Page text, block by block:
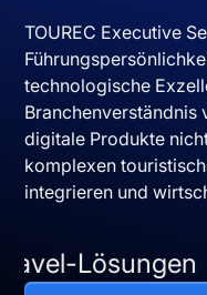
TOUREC Executive
technologische
Branchenverständnis
digitale Produkte
komplexen
integrieren und